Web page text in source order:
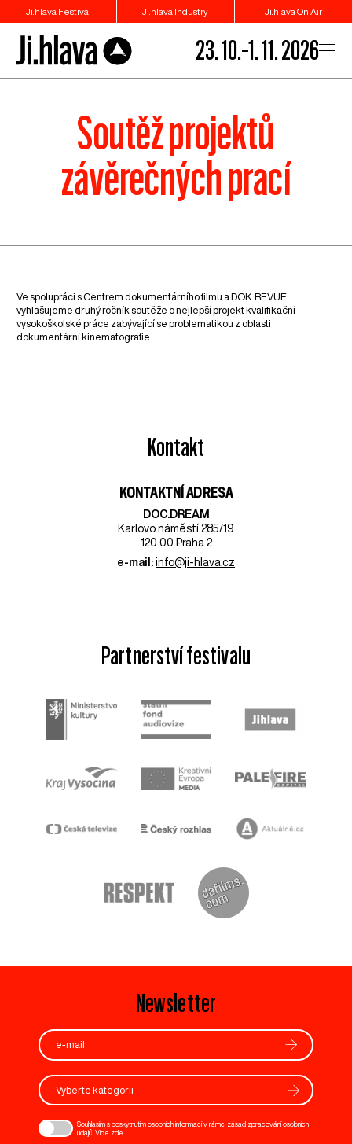
Ji.hlava Festival Ji.hlava Industry Ji.hlava On Air
23. 10.–1. 11. 2026
Soutěž projektů
závěrečných prací
Ve spolupráci s Centrem dokumentárního filmu a DOK.REVUE
vyhlašujeme druhý ročník soutěže o nejlepší projekt kvalifikační
vysokoškolské práce zabývající se problematikou z oblasti
dokumentární kinematografie.
Kontakt
KONTAKTNÍ ADRESA
DOC.DREAM​
Karlovo náměstí 285/19
120 00 Praha 2
e-mail: info@ji-hlava.cz
Partnerství festivalu
Newsletter
Vyberte kategorii
Souhlasím s poskytnutím osobních informací v rámci zásad zpracování osobních
údajů. Více zde